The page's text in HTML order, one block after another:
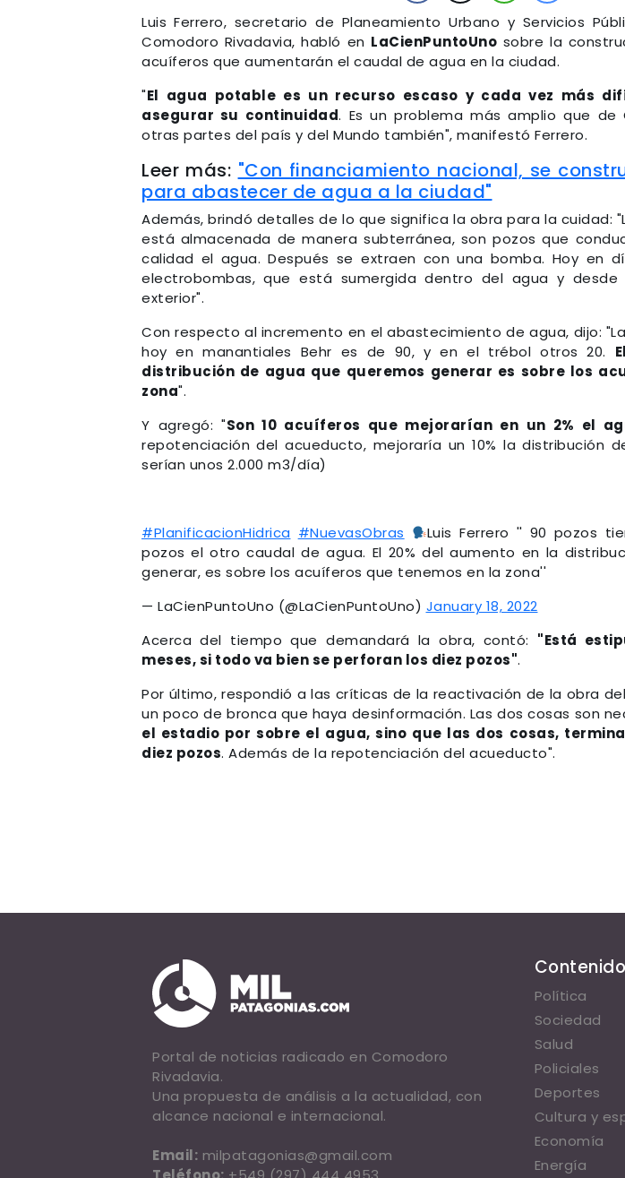
Luis Ferrero, secretario de Planeamiento Urbano y Servicios
Comodoro Rivadavia, habló en LaCienPuntoUno sobre la
acuíferos que aumentarán el caudal de agua en la ciudad.
"El agua potable es un recurso escaso y cada vez más
asegurar su continuidad. Es un problema más amplio que de
otras partes del país y del Mundo también", manifestó Ferrero.
Leer más: "Con financiamiento nacional, se
para abastecer de agua a la ciudad"
Además, brindó detalles de lo que significa la obra para la cuidad:
está almacenada de manera subterránea, son pozos que
calidad el agua. Después se extraen con una bomba. Hoy en
electrobombas, que está sumergida dentro del agua y
exterior".
Con respecto al incremento en el abastecimiento de agua, dijo:
hoy en manantiales Behr es de 90, y en el trébol otros 20.
distribución de agua que queremos generar es sobre los
zona".
Y agregó: "Son 10 acuíferos que mejorarían en un 2% el
repotenciación del acueducto, mejoraría un 10% la distribución
serían unos 2.000 m3/día)
#PlanificacionHidrica #NuevasObras Luis Ferrero '' 90 pozos
pozos el otro caudal de agua. El 20% del aumento en la
generar, es sobre los acuíferos que tenemos en la zona''
— LaCienPuntoUno (@LaCienPuntoUno) January 18, 2022
Acerca del tiempo que demandará la obra, contó: "Está
meses, si todo va bien se perforan los diez pozos".
Por último, respondió a las críticas de la reactivación de la obra
un poco de bronca que haya desinformación. Las dos cosas son
el estadio por sobre el agua, sino que las dos cosas,
diez pozos. Además de la repotenciación del acueducto".
Portal de noticias radicado en Comodoro
Rivadavia.
Una propuesta de análisis a la actualidad, con
alcance nacional e internacional.
Email: milpatagonias@gmail.com
Política
Sociedad
Salud
Policiales
Deportes
Cultura y
Economía
Energía